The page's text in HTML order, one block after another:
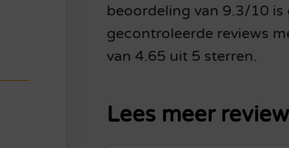
beoordeling van 9.3/10 is
gecontroleerde reviews
van 4.65 uit 5 sterren.
Lees meer